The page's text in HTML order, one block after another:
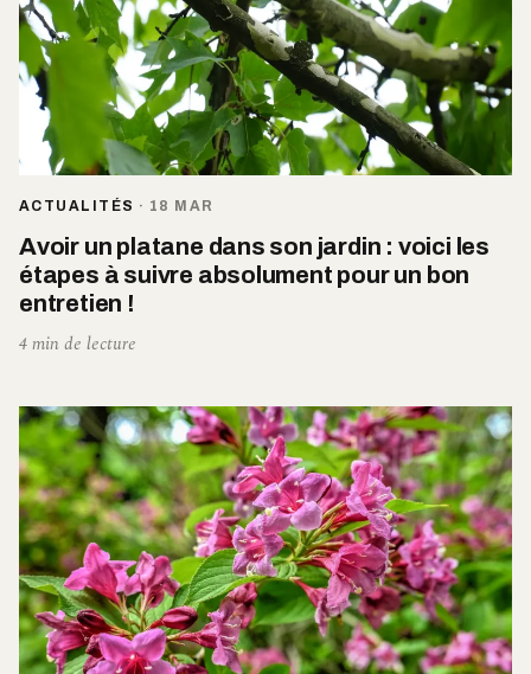
ACTUALITÉS · 18 MAR
Avoir un platane dans son jardin : voici les
étapes à suivre absolument pour un bon
entretien !
4 min de lecture